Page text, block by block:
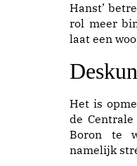
Hanst’
rol meer
laat een
Het is
de
Boron te
namelijk